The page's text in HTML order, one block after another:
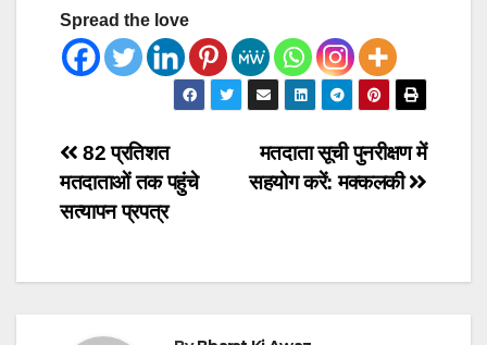
Spread the love
Post
navigation
मतदाता सूची पुनरीक्षण में
सहयोग करें: मक्कलकी
82 प्रतिशत
मतदाताओं तक पहुंचे
सत्यापन प्रपत्र